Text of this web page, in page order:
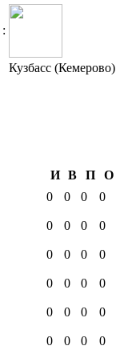
:
Кузбасс (Кемерово)
И В П
О
0 0 0 0
0 0 0 0
0 0 0 0
0 0 0 0
0 0 0 0
0 0 0 0